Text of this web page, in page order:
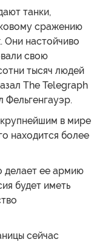
танки,
сражению
Они настойчиво
свою
тысяч людей
The Telegraph
Фельгенгауэр.
в мире
находится более
ее армию
будет иметь
сейчас